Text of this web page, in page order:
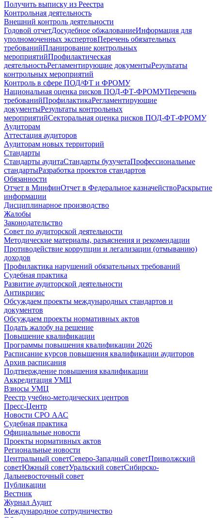
Получить выписку из Реестра
Контрольная деятельность
Внешний контроль деятельности
Годовой отчетДосудебное обжалованиеИнформация для
уполномоченных экспертовПеречень обязательных
требованийПланирование контрольных
мероприятийПрофилактическая
деятельностьРегламентирующие документыРезультаты
контрольных мероприятий
Контроль в сфере ПОД/ФТ и ФРОМУ
Национальная оценка рисков ПОД-ФТ-ФРОМУПеречень
требованийПрофилактикаРегламентирующие
документыРезультаты контрольных
мероприятийСекторальная оценка рисков ПОД-ФТ-ФРОМУ
Аудиторам
Аттестация аудиторов
Аудиторам новых территорий
Стандарты
Стандарты аудитаСтандарты бухучетаПрофессиональные
стандартыРазработка проектов стандартов
Обязанности
Отчет в МинфинОтчет в Федеральное казначействоРаскрытие
информации
Дисциплинарное производство
Жалобы
Законодательство
Совет по аудиторской деятельности
Методические материалы, разъяснения и рекомендации
Противодействие коррупции и легализации (отмыванию)
доходов
Профилактика нарушений обязательных требований
Судебная практика
Развитие аудиторской деятельности
Антикризис
Обсуждаем проекты международных стандартов и
документов
Обсуждаем проекты нормативных актов
Подать жалобу на решение
Повышение квалификации
Программы повышения квалификации 2026
Расписание курсов повышения квалификации аудиторов
Архив расписания
Подтверждение повышения квалификации
Аккредитация УМЦ
Взносы УМЦ
Реестр учебно-методических центров
Пресс-Центр
Новости СРО ААС
Судебная практика
Официальные новости
Проекты нормативных актов
Региональные новости
Центральный советСеверо-Западный советПриволжский
советЮжный советУральский советСибирско-
Дальневосточный совет
Публикации
Вестник
Журнал Аудит
Международное сотрудничество